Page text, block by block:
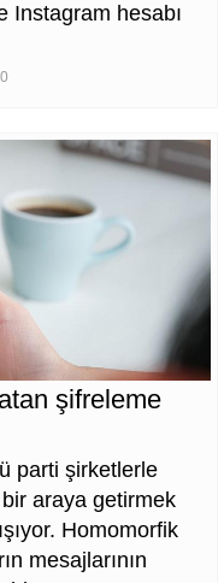
Instagram hesabı
0
şifreleme
parti şirketlerle
araya getirmek
Homomorfik
mesajlarının